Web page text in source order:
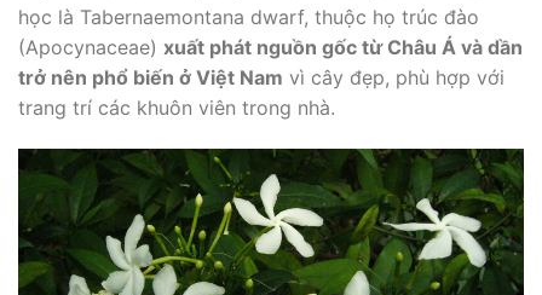
học là Tabernaemontana dwarf, thuộc họ trúc đào
(Apocynaceae) xuất phát nguồn gốc từ Châu Á và dần
trở nên phổ biến ở Việt Nam vì cây đẹp, phù hợp với
trang trí các khuôn viên trong nhà.